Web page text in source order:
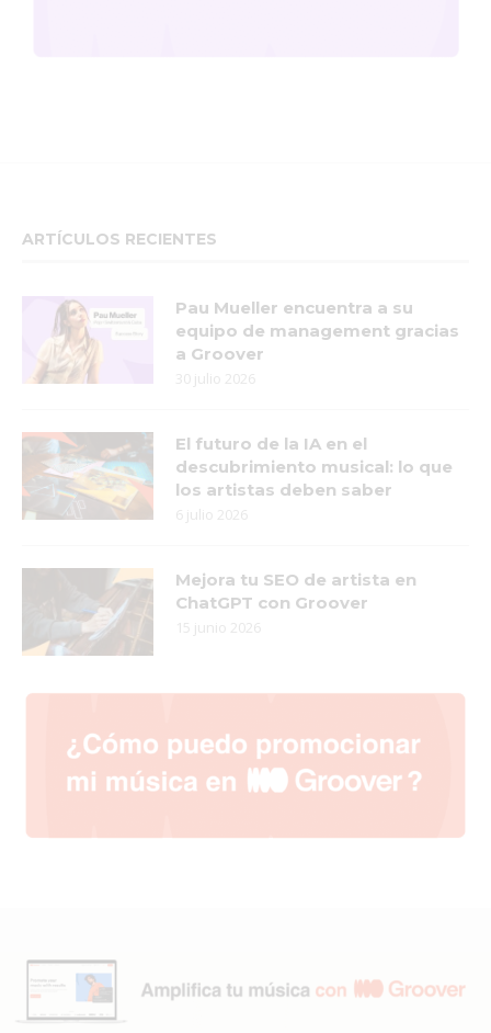
ARTÍCULOS RECIENTES
Pau Mueller encuentra a su
equipo de management gracias
a Groover
30 julio 2026
El futuro de la IA en el
descubrimiento musical: lo que
los artistas deben saber
6 julio 2026
Mejora tu SEO de artista en
ChatGPT con Groover
15 junio 2026